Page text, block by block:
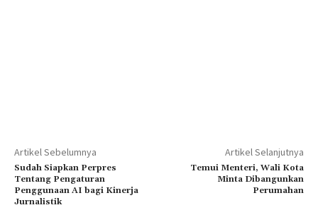
Artikel Sebelumnya
Sudah Siapkan Perpres
Tentang Pengaturan
Penggunaan AI bagi Kinerja
Jurnalistik
Artikel Selanjutnya
Temui Menteri, Wali Kota
Minta Dibangunkan
Perumahan